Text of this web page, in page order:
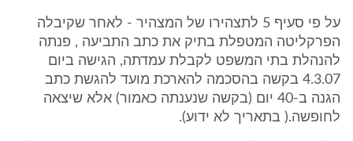
על פי סעיף 5 לתצהירו של המצהיר - לאחר שקיבלה
הפרקליטה המטפלת בתיק את כתב התביעה , פנתה
להנהלת בתי המשפט לקבלת עמדתה, הגישה ביום
4.3.07 בקשה בהסכמה להארכת מועד להגשת כתב
הגנה ב-40 יום (בקשה שנענתה כאמור) אלא שיצאה
לחופשה.( בתאריך לא ידוע).